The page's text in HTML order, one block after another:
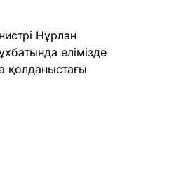
Нұрлан
елімізде
қолданыстағы